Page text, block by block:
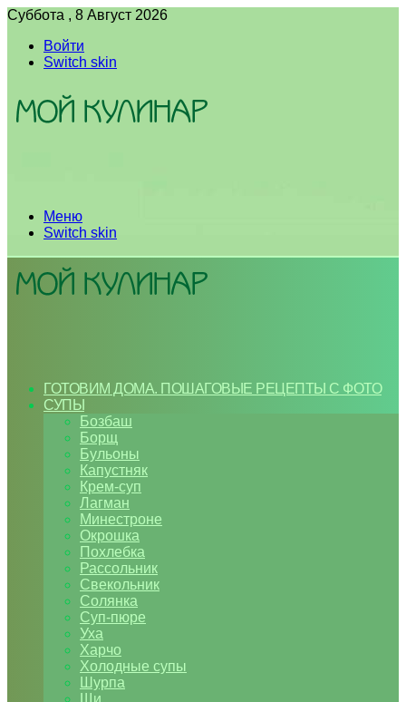
Суббота , 8 Август 2026
Войти
Switch skin
Меню
Switch skin
ГОТОВИМ ДОМА. ПОШАГОВЫЕ РЕЦЕПТЫ С ФОТО
СУПЫ
Бозбаш
Борщ
Бульоны
Капустняк
Крем-суп
Лагман
Минестроне
Окрошка
Похлебка
Рассольник
Свекольник
Солянка
Суп-пюре
Уха
Харчо
Холодные супы
Шурпа
Щи